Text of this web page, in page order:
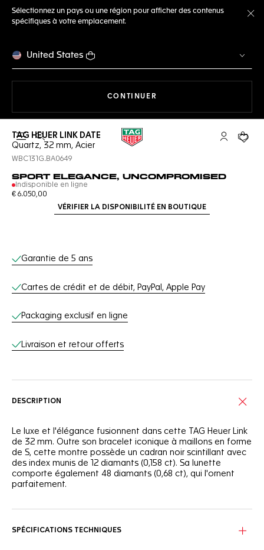
Sélectionnez un pays ou une région pour afficher des contenus
spécifiques à votre emplacement.
United States
CONTINUER
Ouvrir la barre de recherche Compte My
Votre
TAG HEUER LINK DATE
Quartz, 32 mm, Acier
WBC131G.BA0649
SPORT ELEGANCE, UNCOMPROMISED
Indisponible en ligne
€ 6.050,00
VÉRIFIER LA DISPONIBILITÉ EN BOUTIQUE
Services en ligne
Garantie de 5 ans
Cartes de crédit et de débit, PayPal, Apple Pay
Packaging exclusif en ligne
Livraison et retour offerts
DESCRIPTION
Le luxe et l'élégance fusionnent dans cette TAG Heuer Link
de 32 mm. Outre son bracelet iconique à maillons en forme
de S, cette montre possède un cadran noir scintillant avec
des index munis de 12 diamants (0,158 ct). Sa lunette
comporte également 48 diamants (0,68 ct), qui l'ornent
parfaitement.
SPÉCIFICATIONS TECHNIQUES